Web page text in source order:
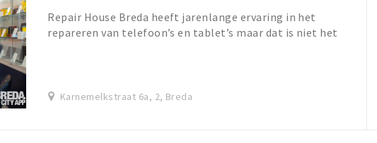
Repair House Breda heeft jarenlange ervaring in het
repareren van telefoon’s en tablet’s maar dat is niet het
Karnemelkstraat 6a, 2, Breda